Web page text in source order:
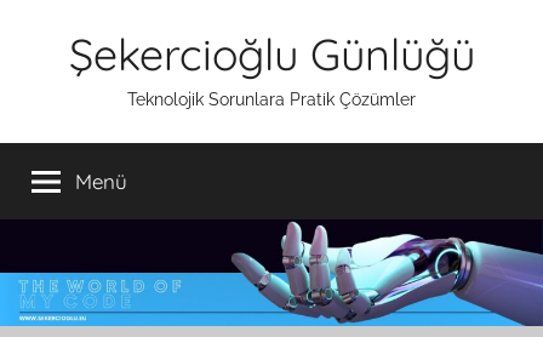
Şekercioğlu Günlüğü
Teknolojik Sorunlara Pratik Çözümler
Menü